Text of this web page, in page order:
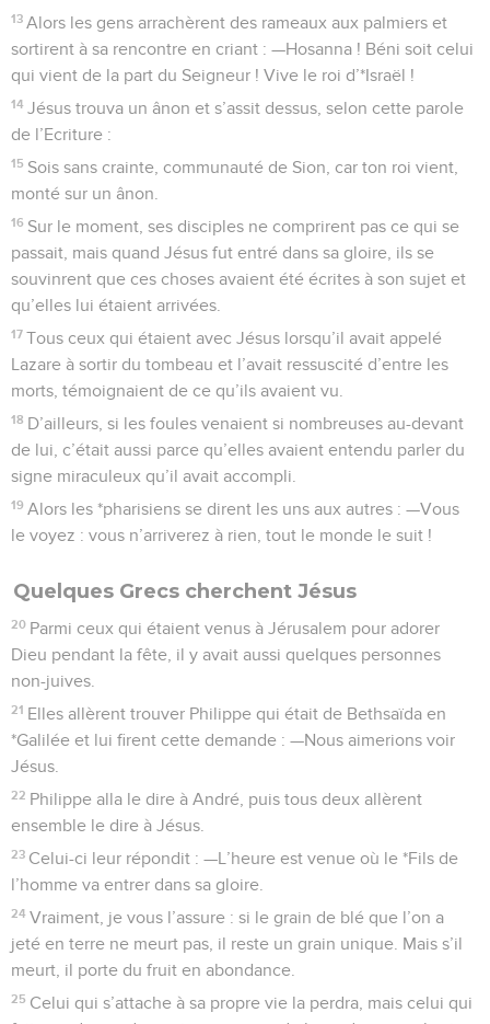
13 Alors les gens arrachèrent des rameaux aux palmiers et
sortirent à sa rencontre en criant : —Hosanna ! Béni soit celui
qui vient de la part du Seigneur ! Vive le roi d’*Israël !
14 Jésus trouva un ânon et s’assit dessus, selon cette parole
de l’Ecriture :
15 Sois sans crainte, communauté de Sion, car ton roi vient,
monté sur un ânon.
16 Sur le moment, ses disciples ne comprirent pas ce qui se
passait, mais quand Jésus fut entré dans sa gloire, ils se
souvinrent que ces choses avaient été écrites à son sujet et
qu’elles lui étaient arrivées.
17 Tous ceux qui étaient avec Jésus lorsqu’il avait appelé
Lazare à sortir du tombeau et l’avait ressuscité d’entre les
morts, témoignaient de ce qu’ils avaient vu.
18 D’ailleurs, si les foules venaient si nombreuses au-devant
de lui, c’était aussi parce qu’elles avaient entendu parler du
signe miraculeux qu’il avait accompli.
19 Alors les *pharisiens se dirent les uns aux autres : —Vous
le voyez : vous n’arriverez à rien, tout le monde le suit !
Quelques Grecs cherchent Jésus
20 Parmi ceux qui étaient venus à Jérusalem pour adorer
Dieu pendant la fête, il y avait aussi quelques personnes
non-juives.
21 Elles allèrent trouver Philippe qui était de Bethsaïda en
*Galilée et lui firent cette demande : —Nous aimerions voir
Jésus.
22 Philippe alla le dire à André, puis tous deux allèrent
ensemble le dire à Jésus.
23 Celui-ci leur répondit : —L’heure est venue où le *Fils de
l’homme va entrer dans sa gloire.
24 Vraiment, je vous l’assure : si le grain de blé que l’on a
jeté en terre ne meurt pas, il reste un grain unique. Mais s’il
meurt, il porte du fruit en abondance.
25 Celui qui s’attache à sa propre vie la perdra, mais celui qui